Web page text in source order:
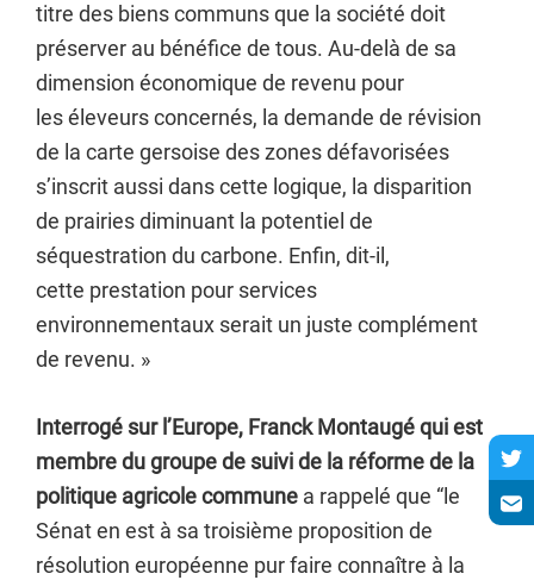
titre des biens communs que la société doit
préserver au bénéfice de tous. Au-delà de sa
dimension économique de revenu pour
les éleveurs concernés, la demande de révision
de la carte gersoise des zones défavorisées
s’inscrit aussi dans cette logique, la disparition
de prairies diminuant la potentiel de
séquestration du carbone. Enfin, dit-il,
cette prestation pour services
environnementaux serait un juste complément
de revenu. »
Interrogé sur l’Europe, Franck Montaugé qui est
membre du groupe de suivi de la réforme de la
politique agricole commune a rappelé que “le
Sénat en est à sa troisième proposition de
résolution européenne pur faire connaître à la